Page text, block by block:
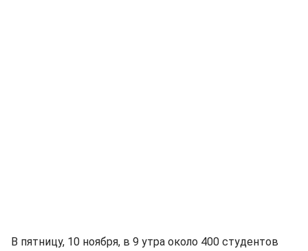
В пятницу, 10 ноября, в 9 утра около 400 студентов